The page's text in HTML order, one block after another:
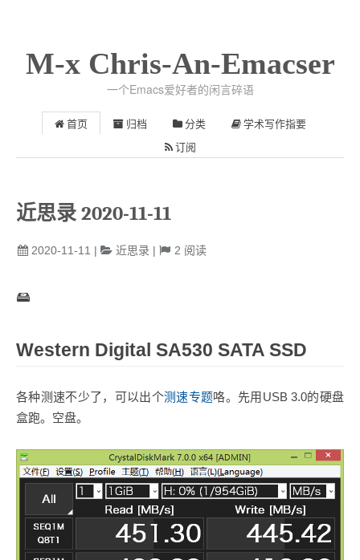
M-x Chris-An-Emacser
一个Emacs爱好者的闲言碎语
首页 归档 分类 学术写作指要
订阅
近思录 2020-11-11
2020-11-11 | 近思录 | 2 阅读
🖴
Western Digital SA530 SATA SSD
各种测速不少了，可以出个测速专题咯。先用USB 3.0的硬盘
盒跑。空盘。